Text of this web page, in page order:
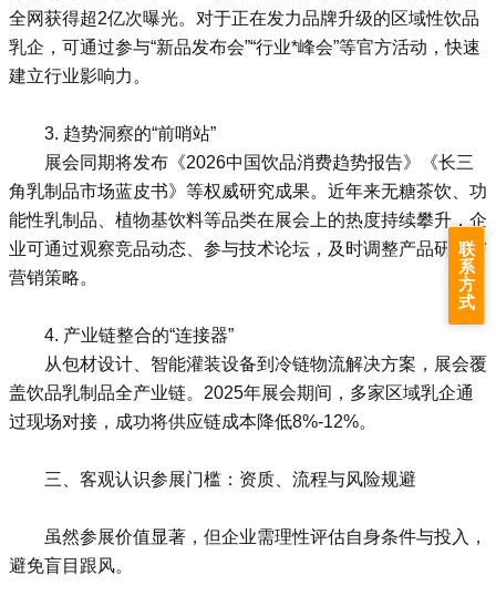
全网获得超2亿次曝光。对于正在发力品牌升级的区域性饮品
乳企，可通过参与“新品发布会”“行业*峰会”等官方活动，快速
建立行业影响力。
3. 趋势洞察的“前哨站”
展会同期将发布《2026中国饮品消费趋势报告》《长三
角乳制品市场蓝皮书》等权威研究成果。近年来无糖茶饮、功
能性乳制品、植物基饮料等品类在展会上的热度持续攀升，企
业可通过观察竞品动态、参与技术论坛，及时调整产品研发与
营销策略。
4. 产业链整合的“连接器”
从包材设计、智能灌装设备到冷链物流解决方案，展会覆
盖饮品乳制品全产业链。2025年展会期间，多家区域乳企通
过现场对接，成功将供应链成本降低8%-12%。
三、客观认识参展门槛：资质、流程与风险规避
虽然参展价值显著，但企业需理性评估自身条件与投入，
避免盲目跟风。
联
系
方
式